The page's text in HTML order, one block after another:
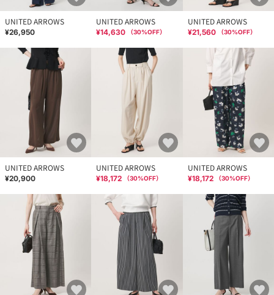
UNITED ARROWS
¥26,950
UNITED ARROWS
¥14,630 （30%OFF）
UNITED ARROWS
¥21,560 （30%OFF）
UNITED ARROWS
¥20,900
UNITED ARROWS
¥18,172 （30%OFF）
UNITED ARROWS
¥18,172 （30%OFF）